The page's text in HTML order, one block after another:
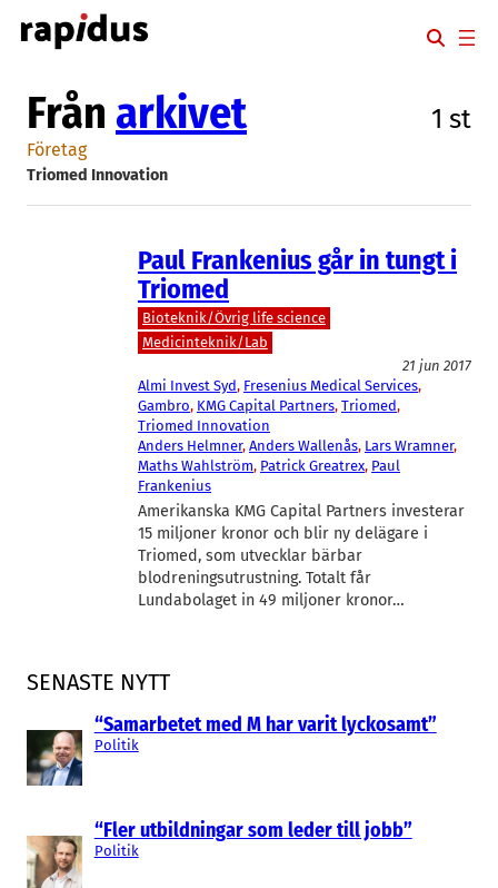
Hoppa
till
SENASTE NYTT
“Samarbetet med M har varit lyckosamt”
Politik
“Fler utbildningar som leder till jobb”
Politik
Från arkivet 1 st
Företag
Triomed Innovation
Paul Frankenius går in tungt i
Triomed
Bioteknik/Övrig life science
Medicinteknik/Lab
21 jun 2017
Almi Invest Syd, Fresenius Medical Services
Gambro, KMG Capital Partners, Triomed
Triomed Innovation
Anders Helmner, Anders Wallenås, Lars Wramner
Maths Wahlström, Patrick Greatrex, Paul
Frankenius
Amerikanska KMG Capital Partners investerar
15 miljoner kronor och blir ny delägare i
Triomed, som utvecklar bärbar
blodreningsutrustning. Totalt får
Lundabolaget in 49 miljoner kronor…